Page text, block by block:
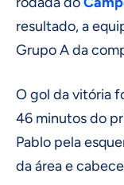
resultado, a
Grupo A da
O gol da vitória
46 minutos do
Pablo pela
da área e